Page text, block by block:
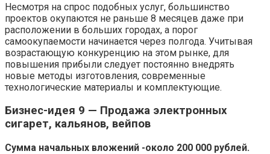
Несмотря на спрос подобных услуг, большинство
проектов окупаются не раньше 8 месяцев даже при
расположении в больших городах, а порог
самоокупаемости начинается через полгода. Учитывая
возрастающую конкуренцию на этом рынке, для
повышения прибыли следует постоянно внедрять
новые методы изготовления, современные
технологические материалы и комплектующие.
Бизнес-идея 9 — Продажа электронных
сигарет, кальянов, вейпов
Сумма начальных вложений -около 200 000 рублей.